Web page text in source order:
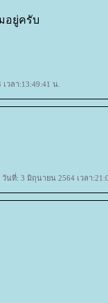
อยู่ครับ
วลา:13:49:41 น.
วันที่: 3 มิถุนายน 2564 เวลา